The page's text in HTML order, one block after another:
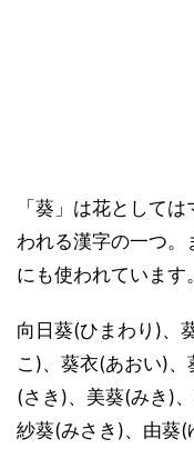
「葵」は花として
われる漢字の一つ
にも使われています。
向日葵(ひまわり)、
こ)、葵衣(あおい)
(さき)、美葵(みき)
紗葵(みさき)、由葵(